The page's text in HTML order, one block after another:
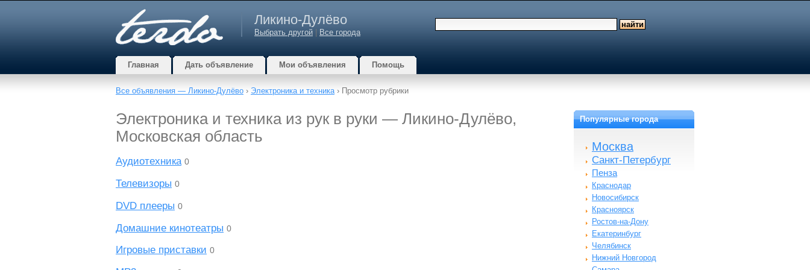
Ликино-Дулёво
Выбрать другой Все города
Главная Дать объявление Мои объявления Помощь
Все объявления — Ликино-Дулёво › Электроника и техника› Просмотр рубрики
Электроника и техника из рук в руки — Ликино-Дулёво,
Московская область
Аудиотехника 0
Телевизоры 0
DVD плееры 0
Домашние кинотеатры 0
Игровые приставки 0
Популярные города
Москва
Санкт-Петербург
Пенза
Краснодар
Новосибирск
Красноярск
Ростов-на-Дону
Екатеринбург
Челябинск
Нижний Новгород